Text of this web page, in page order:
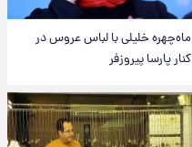
ماه‌چهره خلیلی با لباس عروس در
کنار پارسا پیروزفر